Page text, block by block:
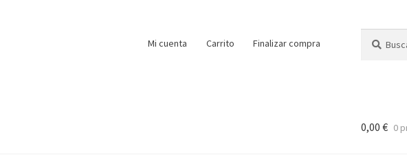
Mi cuenta Carrito Finalizar compra
por:
0,00 € 0